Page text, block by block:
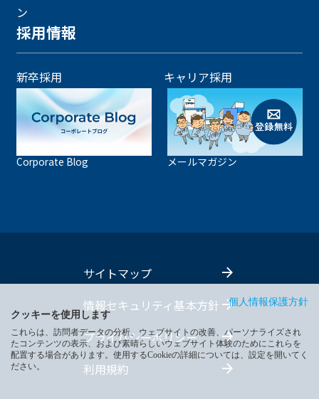
ン
採用情報
新卒採用 キャリア採用
Corporate Blog メールマガジン
サイトマップ
情報セキュリティ基本方針
プライバシーポリシー
利用規約
個人情報保護方針
クッキーを使用します
これらは、訪問者データの分析、ウェブサイトの改善、パーソナライズされ
たコンテンツの表示、および素晴らしいウェブサイト体験のためにこれらを
配置する場合があります。使用するCookieの詳細については、設定を開いてく
ださい。